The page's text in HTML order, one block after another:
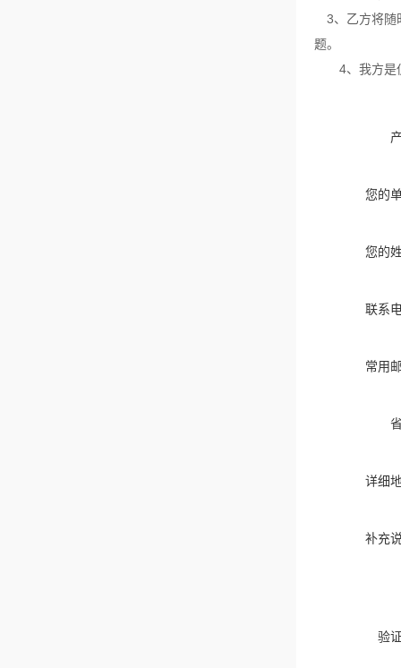
3、乙方将随
题。
4、我方是仪
您的
您的
联系
常用
详细
补充
验